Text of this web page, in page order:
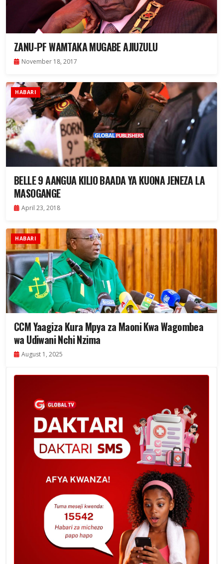
ZANU-PF WAMTAKA MUGABE AJIUZULU
November 18, 2017
HABARI
BELLE 9 AANGUA KILIO BAADA YA KUONA JENEZA LA
MASOGANGE
April 23, 2018
HABARI
CCM Yaagiza Kura Mpya za Maoni Kwa Wagombea
wa Udiwani Nchi Nzima
August 1, 2025